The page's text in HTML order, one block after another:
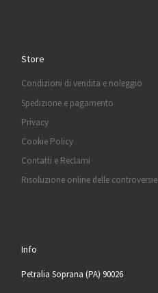
Store
Condizioni di vendita e noleggio
Spedizione e pagamento
Privacy
Cookie Policy
Contatti e Reclami
Risoluzione online delle controversie
Info
Petralia Soprana (PA) 90026